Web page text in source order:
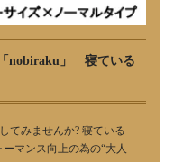
nobiraku」 寝ている
てみませんか? 寝ている
マンス向上の為の“大人